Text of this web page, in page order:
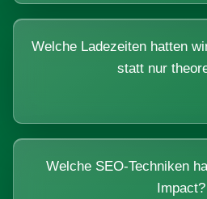
Welche Ladezeiten hatten
statt nur
Welche SEO-Techniken
Impact?